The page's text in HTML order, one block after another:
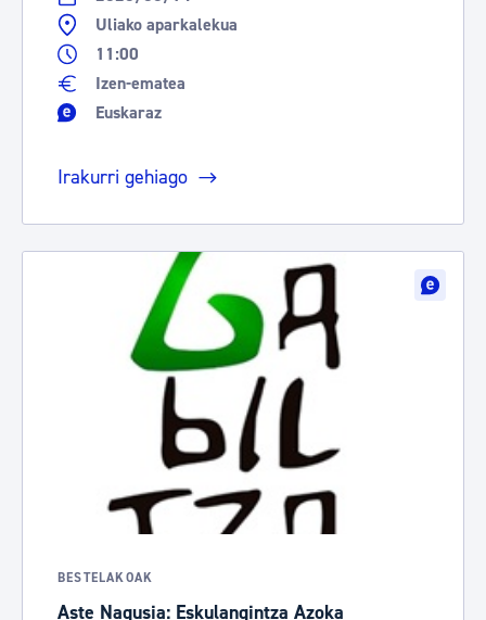
Uliako aparkalekua
11:00
Izen-ematea
Euskaraz
Irakurri gehiago
BESTELAKOAK
Aste Nagusia: Eskulangintza Azoka